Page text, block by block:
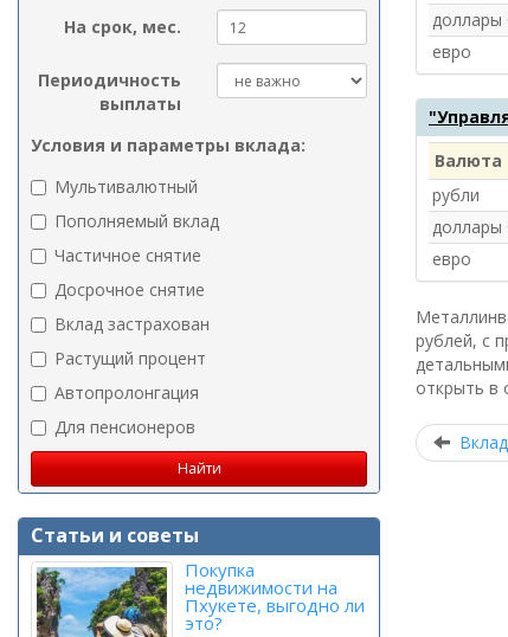
На срок, мес.
Периодичность
выплаты
Условия и параметры вклада:
Мультивалютный
Пополняемый вклад
Частичное снятие
Досрочное снятие
Вклад застрахован
Растущий процент
Автопролонгация
Для пенсионеров
Статьи и советы
Покупка
недвижимости на
Пхукете, выгодно ли
это?
евро
Валюта
рубли
евро
рублей, с
открыть в